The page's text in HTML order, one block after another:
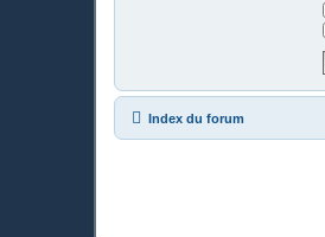
Index du forum